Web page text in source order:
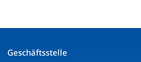
Geschäftsstelle